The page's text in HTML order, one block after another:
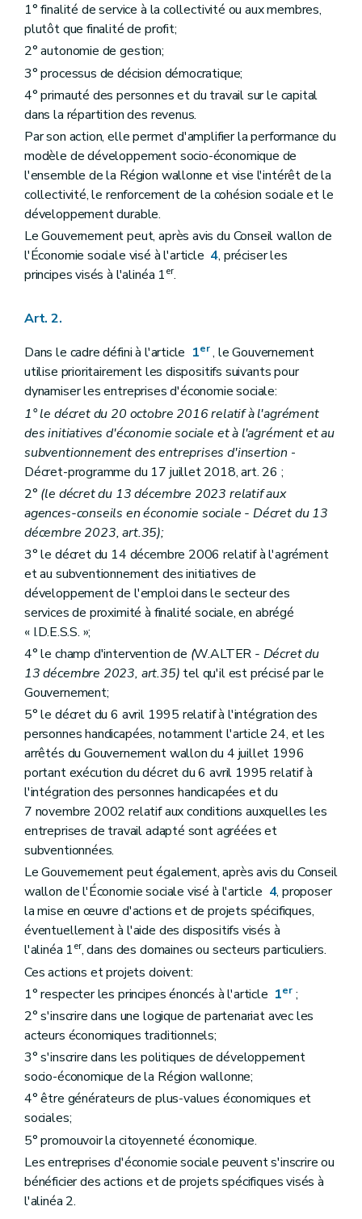
1° finalité de service à la collectivité ou aux membres,
plutôt que finalité de profit;
2° autonomie de gestion;
3° processus de décision démocratique;
4° primauté des personnes et du travail sur le capital
dans la répartition des revenus.
Par son action, elle permet d'amplifier la performance du
modèle de développement socio-économique de
l'ensemble de la Région wallonne et vise l'intérêt de la
collectivité, le renforcement de la cohésion sociale et le
développement durable.
Le Gouvernement peut, après avis du Conseil wallon de
l'Économie sociale visé à l'article 4, préciser les
principes visés à l'alinéa 1er.
Art. 2.
Dans le cadre défini à l'article 1er, le Gouvernement
utilise prioritairement les dispositifs suivants pour
dynamiser les entreprises d'économie sociale:
1° le décret du 20 octobre 2016 relatif à l'agrément
des initiatives d'économie sociale et à l'agrément et au
subventionnement des entreprises d'insertion -
Décret-programme du 17 juillet 2018, art. 26 ;
2° (le décret du 13 décembre 2023 relatif aux
agences-conseils en économie sociale - Décret du 13
décembre 2023, art.35);
3° le décret du 14 décembre 2006 relatif à l'agrément
et au subventionnement des initiatives de
développement de l'emploi dans le secteur des
services de proximité à finalité sociale, en abrégé
« I.D.E.S.S. »;
4° le champ d'intervention de (W.ALTER - Décret du
13 décembre 2023, art.35) tel qu'il est précisé par le
Gouvernement;
5° le décret du 6 avril 1995 relatif à l'intégration des
personnes handicapées, notamment l'article 24, et les
arrêtés du Gouvernement wallon du 4 juillet 1996
portant exécution du décret du 6 avril 1995 relatif à
l'intégration des personnes handicapées et du
7 novembre 2002 relatif aux conditions auxquelles les
entreprises de travail adapté sont agréées et
subventionnées.
Le Gouvernement peut également, après avis du Conseil
wallon de l'Économie sociale visé à l'article 4, proposer
la mise en œuvre d'actions et de projets spécifiques,
éventuellement à l'aide des dispositifs visés à
l'alinéa 1er, dans des domaines ou secteurs particuliers.
Ces actions et projets doivent:
1° respecter les principes énoncés à l'article 1er;
2° s'inscrire dans une logique de partenariat avec les
acteurs économiques traditionnels;
3° s'inscrire dans les politiques de développement
socio-économique de la Région wallonne;
4° être générateurs de plus-values économiques et
sociales;
5° promouvoir la citoyenneté économique.
Les entreprises d'économie sociale peuvent s'inscrire ou
bénéficier des actions et de projets spécifiques visés à
l'alinéa 2.